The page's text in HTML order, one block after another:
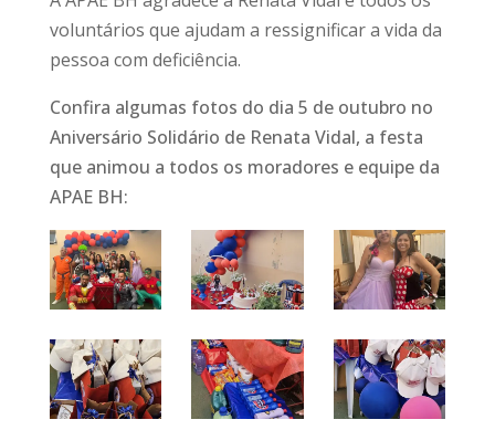
voluntários que ajudam a ressignificar a vida da
pessoa com deficiência.
Confira algumas fotos do dia 5 de outubro no
Aniversário Solidário de Renata Vidal, a festa
que animou a todos os moradores e equipe da
APAE BH: